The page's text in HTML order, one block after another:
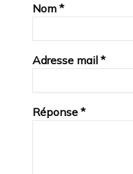
Nom *
Adresse mail *
Réponse *